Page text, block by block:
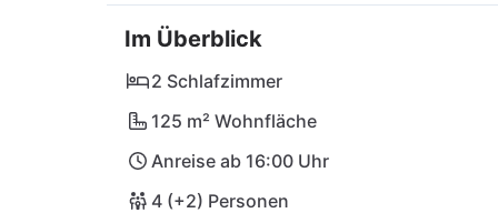
In unmittelbarer Nähe findest du ein
den Supermarkt Studenac für alle Einkäufe
charmanten Städte Fažana und Rovinj
erreichbar – somit steht deinem
Im Überblick
2 Schlafzimmer
125 m² Wohnfläche
Anreise ab 16:00 Uhr
4 (+2) Personen